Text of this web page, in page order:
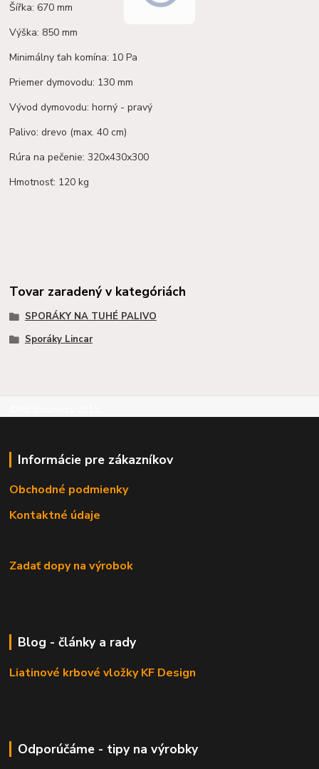
Šířka: 670 mm
Výška: 850 mm
Minimálny ťah komína: 10 Pa
Priemer dymovodu: 130 mm
Vývod dymovodu: horný - pravý
Palivo: drevo (max. 40 cm)
Rúra na pečenie: 320x430x300
Hmotnosť: 120 kg
Tovar zaradený v kategóriách
SPORÁKY NA TUHÉ PALIVO
Sporáky Lincar
Informácie pre zákazníkov
Obchodné podmienky
Kontaktné údaje
Zadať dopy na výrobok
Blog - články a rady
Liatinové krbové vložky KF Design
Odporúčáme - tipy na výrobky